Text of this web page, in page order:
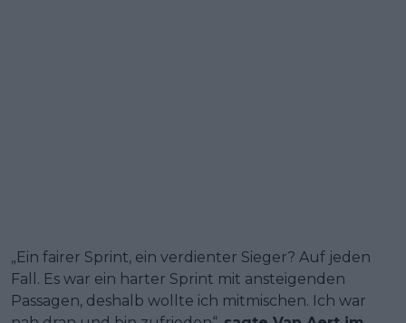
„Ein fairer Sprint, ein verdienter Sieger? Auf jeden
Fall. Es war ein harter Sprint mit ansteigenden
Passagen, deshalb wollte ich mitmischen. Ich war